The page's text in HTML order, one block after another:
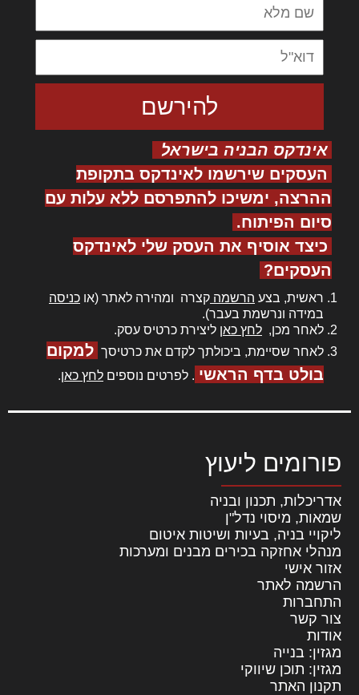
אינדקס הבניה בישראל
העסקים שירשמו לאינדקס בתקופת
ההרצה, ימשיכו להתפרסם ללא עלות עם
סיום הפיתוח.
כיצד אוסיף את העסק שלי לאינדקס
העסקים?
ראשית, בצע הרשמה קצרה ומהירה לאתר (או כניסה
במידה ונרשמת בעבר).
לאחר מכן, לחץ כאן ליצירת כרטיס עסק.
לאחר שסיימת, ביכולתך לקדם את כרטיסך למקום
בולט בדף הראשי . לפרטים נוספים לחץ כאן.
פורומים ליעוץ
אדריכלות, תכנון ובניה
שמאות, מיסוי נדל"ן
ליקויי בניה, בעיות ושיטות איטום
מנהלי אחזקה בכירים מבנים ומערכות
אזור אישי
הרשמה לאתר
התחברות
צור קשר
אודות
מגזין: בנייה
מגזין: תוכן שיווקי
תקנון האתר